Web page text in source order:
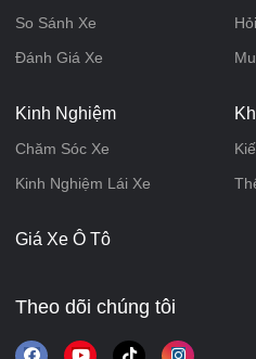
So Sánh Xe
Đánh Giá Xe
Kinh Nghiệm
Chăm Sóc Xe
Kinh Nghiệm Lái Xe
Giá Xe Ô Tô
Theo dõi chúng tôi